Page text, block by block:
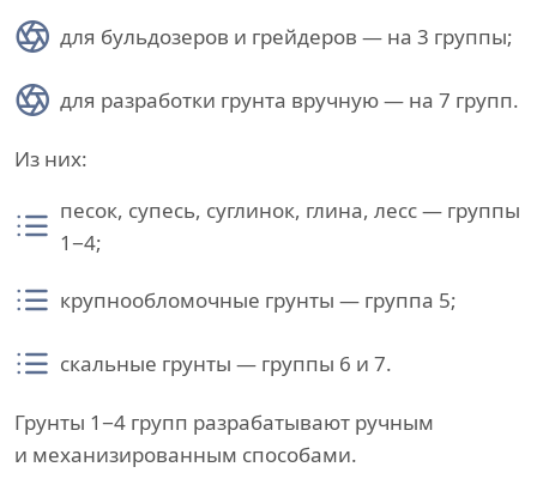
для бульдозеров и грейдеров — на 3 группы;
для разработки грунта вручную — на 7 групп.
Из них:
песок, супесь, суглинок, глина, лесс — группы
1−4;
крупнообломочные грунты — группа 5;
скальные грунты — группы 6 и 7.
Грунты 1−4 групп разрабатывают ручным
и механизированным способами.